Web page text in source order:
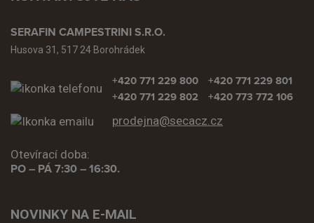
SERAFIN CAMPESTRINI S.R.O.
Husova 31, 517 24 Borohrádek
+420 771 229 800
+420 771 229 802
+420 771 229 801
+420 773 772 106
prodejna@secacz.cz
Otevírací doba:
PO – PÁ 7:30 – 16:30.
NOVINKY NA E-MAIL